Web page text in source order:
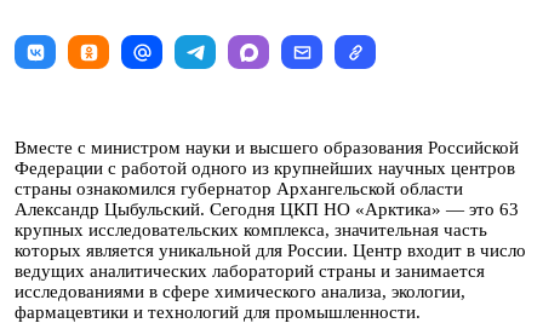
Вместе с министром науки и высшего образования Российской
Федерации с работой одного из крупнейших научных центров
страны ознакомился губернатор Архангельской области
Александр Цыбульский. Сегодня ЦКП НО «Арктика» — это 63
крупных исследовательских комплекса, значительная часть
которых является уникальной для России. Центр входит в число
ведущих аналитических лабораторий страны и занимается
исследованиями в сфере химического анализа, экологии,
фармацевтики и технологий для промышленности.